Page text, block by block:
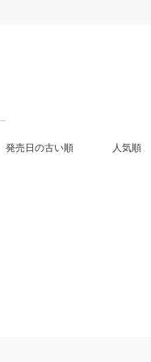
発売日の古い順 人気順